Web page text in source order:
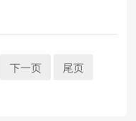
下一页 尾页